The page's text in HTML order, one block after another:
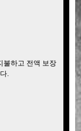
불하고 전액 보장
.